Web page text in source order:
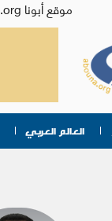
موقع أبونا abouna.org - إعلام من أجل الإنسان | يصدر عن المركز الكاثوليكي للدراسات والإعلام في الأردن - رئيس التحرير: الأب د.رفعت بدر
العالم العربي